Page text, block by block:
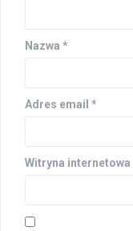
Nazwa *
Adres email *
Witryna internetowa